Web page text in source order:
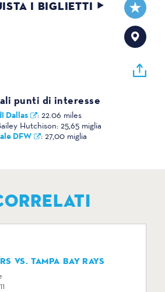
I BIGLIETTI
punti di interesse
Dallas : 22.06 miles
Hutchison: 25,65 miglia
DFW : 27,00 miglia
VS. TAMPA BAY RAYS